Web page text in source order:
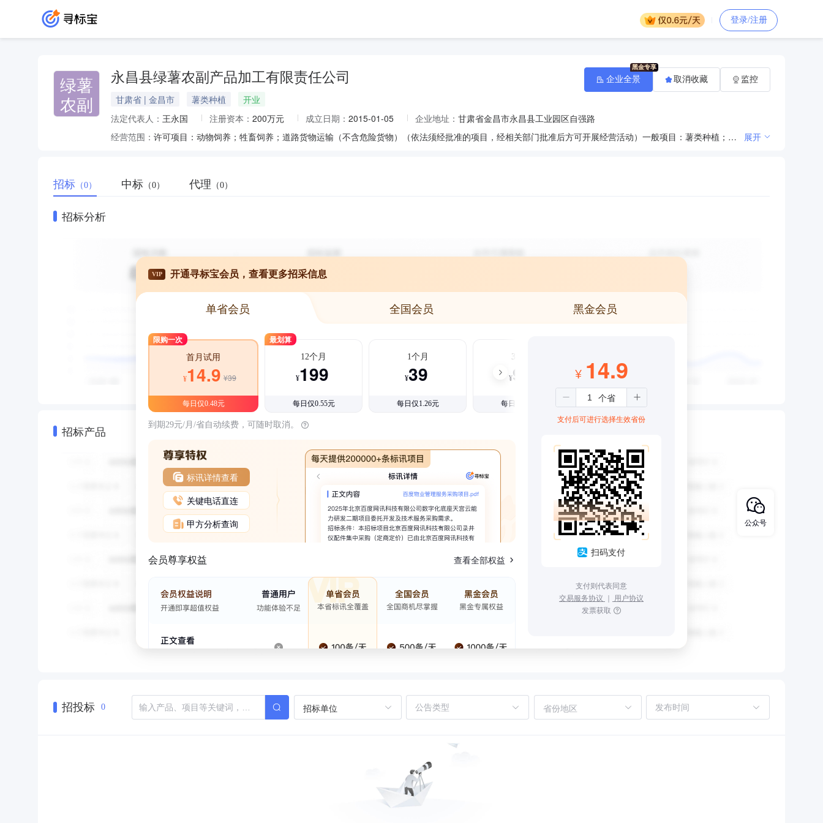
登录/注册
绿薯
农副
永昌县绿薯农副产品加工有限责任公司
甘肃省 | 金昌市 薯类种植
开业
法定代表人： 王永国 注册资本： 200万元 成立日期： 2015-01-05 企业地址： 甘肃省金昌市永昌县工业园区自强路
经营范围：
许可项目：动物饲养；牲畜饲养；道路货物运输（不含危险货物）（依法须经批准的项目，经相关部门批准后方可开展经营活动）一般项目：薯类种植；中草药种植；花卉种植；水果种植；蔬菜种植；园艺产品种植；草种植；天然草原割草；树木种植经营；牲畜销售；农业机械服务；农业专业及辅助性活动；农业机械租赁；农业生产托管服务；智能农业管理；与农业生产经营有关的技术、信息、设施建设运营等服务；豆及薯类销售；互联网销售（除销售需要许可的商品）；谷物销售；食用农产品批发；非食用农产品初加工；初级农产品收购；农产品的生产、销售、加工、运输、贮藏及其他相关服务；食用农产品初加工；食用农产品零售；技术服务、技术开发、技术咨询、技术交流、技术转让、技术推广；普通货物仓储服务（不含危险化学品等需许可审批的项目）；农作物病虫害防治服务；农作物种子经营（仅限不再分装的包装种子）；农作物栽培服务；农作物收割服务；农作物秸秆处理及加工利用服务；草及相关制品销售；肥料销售（除许可业务外，可自主依法经营法律法规非禁止或限制的项目） 展开
企业全景 取消收藏 监控
招标 （0） 中标 （0） 代理 （0）
招标分析
招标产品
VIP 开通寻标宝会员，查看更多招采信息
单省会员 全国会员 黑金会员
限购一次
首月试用
¥14.9 ¥39
每日仅0.48元
最划算
12个月
¥199
每日仅0.55元
1个月
¥39
每日仅1.26元
3个月
¥99
每日仅1.08元
到期29元/月/省自动续费，可随时取消。
标讯详情查看
关键电话直连
甲方分析查询
会员尊享权益 查看全部权益
¥ 14.9
支付后可进行选择生效省份
扫码支付
支付则代表同意
交易服务协议 ｜ 用户协议
发票获取
招投标 0 招标单位 省份地区
公众号